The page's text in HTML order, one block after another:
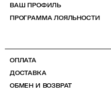
ВАШ ПРОФИЛЬ
ПРОГРАММА ЛОЯЛЬНОСТИ
ОПЛАТА
ДОСТАВКА
ОБМЕН И ВОЗВРАТ